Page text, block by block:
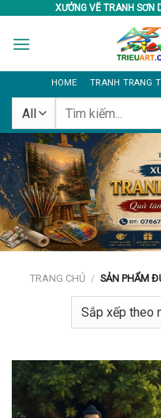
content
XƯỞNG VẼ TRANH SƠN
HOME TRANH TRANG
Tìm
TRANG CHỦ / SẢN PHẨM